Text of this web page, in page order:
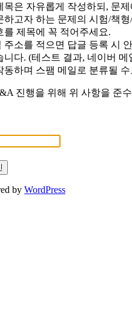
목은 자유롭게 작성하되, 문
하고자 하는 문제의 시험/책형
를 제목에 꼭 적어주세요.
주소를 적으면 답글 등록 시
니다. (테스트 결과, 네이버 메
동하며 스팸 메일로 분류될
진행을 위해 위 사항을 준
by WordPress